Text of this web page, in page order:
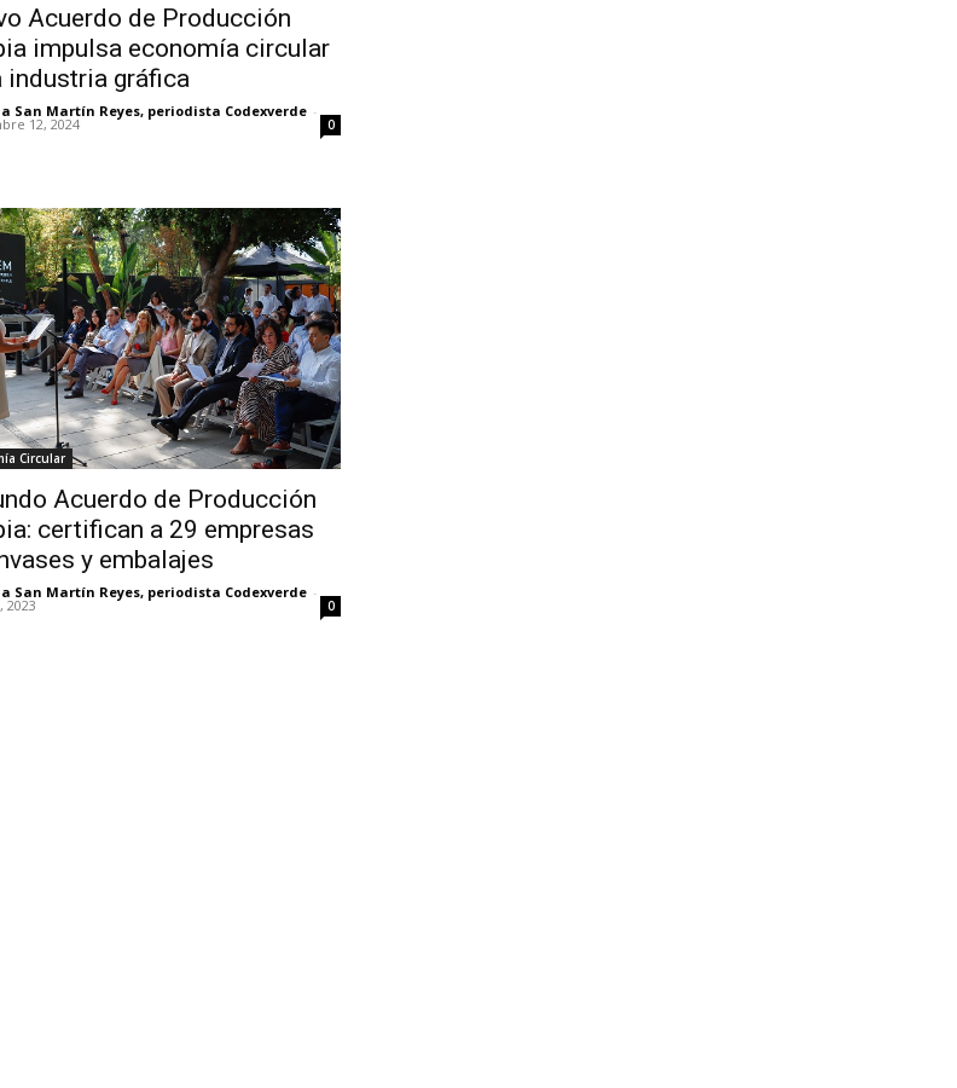
Acuerdo de Producción
impulsa economía circular
industria gráfica
San Martín Reyes, periodista Codexverde -
12, 2024 0
Circular
Acuerdo de Producción
certifican a 29 empresas
y embalajes
San Martín Reyes, periodista Codexverde -
2023 0